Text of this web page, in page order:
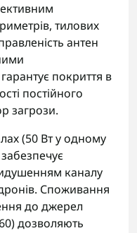
тилових
антен
покриття в
постійного
загрози.
(50 Вт у одному
каналу
Споживання
до джерел
дозволяють